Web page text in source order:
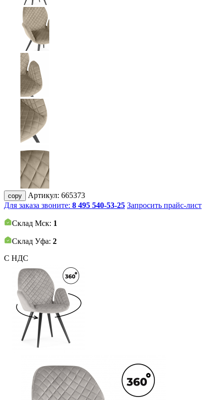
copy Артикул: 665373
Для заказа звоните: 8 495 540-53-25 Запросить прайс-лист
Склад Мск: 1
Склад Уфа: 2
С НДС